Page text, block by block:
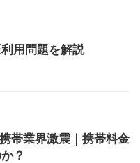
用問題を解説
帯業界激震｜携帯料金
？